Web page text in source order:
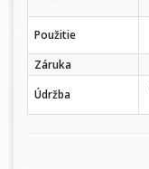
Použitie
Záruka
Údržba